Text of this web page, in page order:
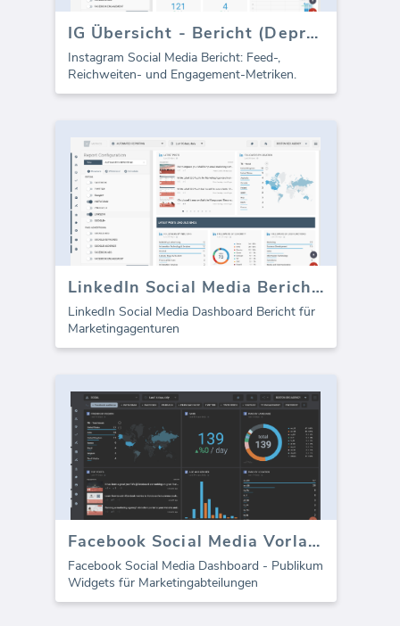
IG Übersicht - Bericht (Depreciated)
Instagram Social Media Bericht: Feed-,
Reichweiten- und Engagement-Metriken.
LinkedIn Social Media Berichtsvorlage
LinkedIn Social Media Dashboard Bericht für
Marketingagenturen
Facebook Social Media Vorlage - Zielgruppenmetriken
Facebook Social Media Dashboard - Publikum
Widgets für Marketingabteilungen